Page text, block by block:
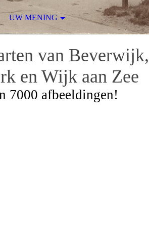
van Beverwijk,
en Wijk aan Zee
7000 afbeeldingen!
UW MENING